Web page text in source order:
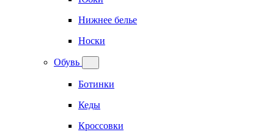
Нижнее белье
Носки
Обувь
Ботинки
Кеды
Кроссовки